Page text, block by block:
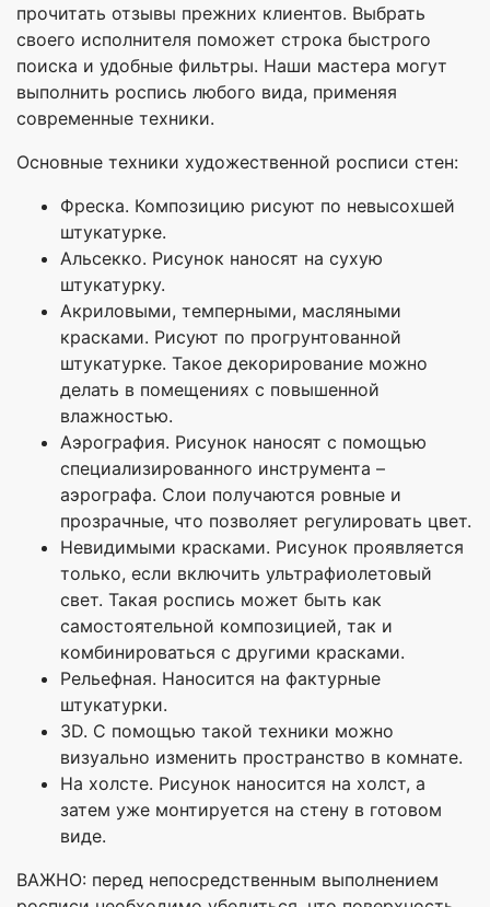
прочитать отзывы прежних клиентов. Выбрать
своего исполнителя поможет строка быстрого
поиска и удобные фильтры. Наши мастера могут
выполнить роспись любого вида, применяя
современные техники.
Основные техники художественной росписи стен:
Фреска. Композицию рисуют по невысохшей
штукатурке.
Альсекко. Рисунок наносят на сухую
штукатурку.
Акриловыми, темперными, масляными
красками. Рисуют по прогрунтованной
штукатурке. Такое декорирование можно
делать в помещениях с повышенной
влажностью.
Аэрография. Рисунок наносят с помощью
специализированного инструмента –
аэрографа. Слои получаются ровные и
прозрачные, что позволяет регулировать цвет.
Невидимыми красками. Рисунок проявляется
только, если включить ультрафиолетовый
свет. Такая роспись может быть как
самостоятельной композицией, так и
комбинироваться с другими красками.
Рельефная. Наносится на фактурные
штукатурки.
3D. С помощью такой техники можно
визуально изменить пространство в комнате.
На холсте. Рисунок наносится на холст, а
затем уже монтируется на стену в готовом
виде.
ВАЖНО: перед непосредственным выполнением